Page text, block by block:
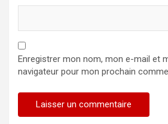
Enregistrer mon nom, mon e-mail et
navigateur pour mon prochain